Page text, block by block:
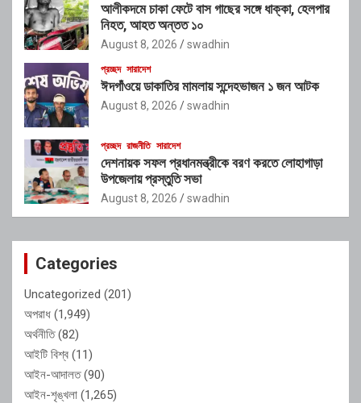
আলীকদমে চাকা ফেটে বাস গাছের সঙ্গে ধাক্কা, হেলপার
নিহত, আহত অন্তত ১০
August 8, 2026 swadhin
প্রচ্ছদ সারাদেশ
ঈদগাঁওয়ে ডাকাতির মামলায় সন্দেহভাজন ১ জন আটক
August 8, 2026 swadhin
প্রচ্ছদ রাজনীতি সারাদেশ
দেশনায়ক সফল প্রধানমন্ত্রীকে বরণ করতে লোহাগাড়া
উপজেলায় প্রস্তুতি সভা
August 8, 2026 swadhin
Categories
Uncategorized (201)
অপরাধ (1,949)
অর্থনীতি(82)
আইটি বিশ্ব (11)
আইন-আদালত(90)
আইন-শৃঙ্খলা (1,265)